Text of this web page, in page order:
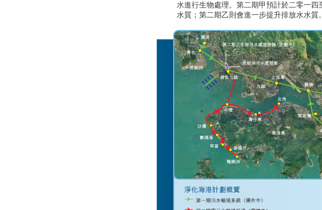
水進行生物處理。第二期甲預計於二零一
水質；第二期乙則會進一步提升排放水水質。